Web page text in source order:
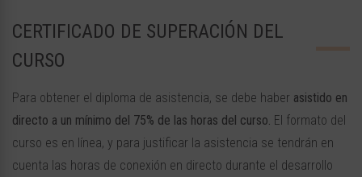
CERTIFICADO DE SUPERACIÓN DEL
CURSO
Para obtener el diploma de asistencia, se debe haber asistido en
directo a un mínimo del 75% de las horas del curso. El formato del
curso es en línea, y para justificar la asistencia se tendrán en
cuenta las horas de conexión en directo durante el desarrollo